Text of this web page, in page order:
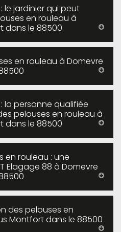
: le jardinier qui peut
en rouleau à
dans le 88500
en rouleau à Domevre
: la personne qualifiée
pelouses en rouleau à
dans le 88500
en rouleau : une
Elagage 88 à Domevre
des pelouses en
Montfort dans le 88500